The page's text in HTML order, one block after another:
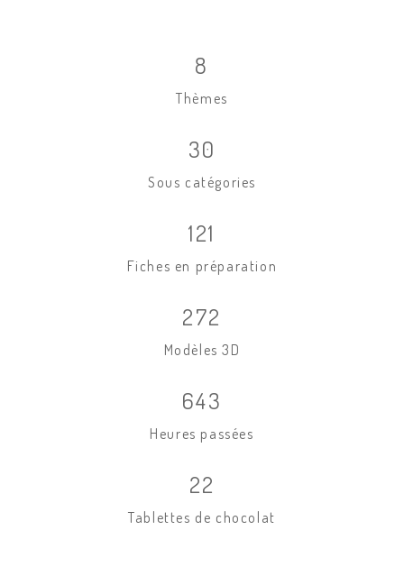
8
Thèmes
30
Sous catégories
121
Fiches en préparation
272
Modèles 3D
643
Heures passées
22
Tablettes de chocolat